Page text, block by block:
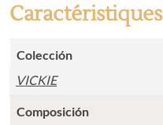
Caractéristiques
Colección
VICKIE
Composición